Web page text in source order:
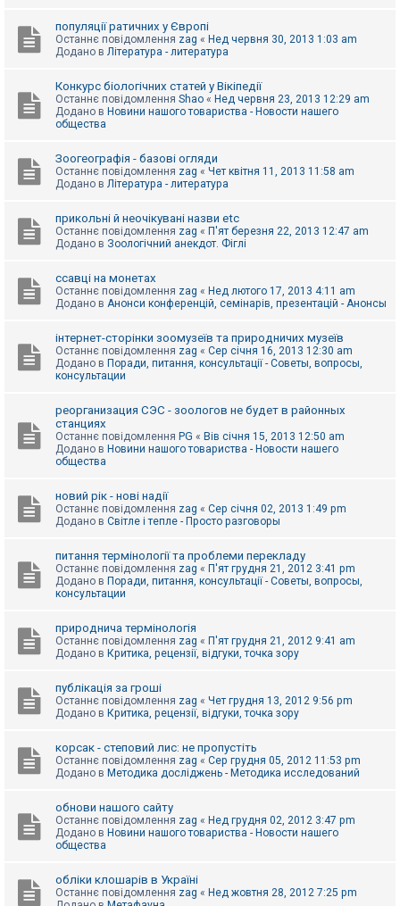
ш
к
м
г
популяції ратичних у Європі
Останнє повідомлення zag « Нед червня 30, 2013 1:03 am
Додано в Література - литература
Конкурс біологічних статей у Вікіпедії
Останнє повідомлення Shao « Нед червня 23, 2013 12:29 am
Додано в Новини нашого товариства - Новости нашего
общества
Зоогеографія - базові огляди
Останнє повідомлення zag « Чет квітня 11, 2013 11:58 am
Додано в Література - литература
прикольні й неочікувані назви etc
Останнє повідомлення zag « П'ят березня 22, 2013 12:47 am
Додано в Зоологічний анекдот. Фіглі
ссавці на монетах
Останнє повідомлення zag « Нед лютого 17, 2013 4:11 am
Додано в Анонси конференцій, семінарів, презентацій - Анонсы
інтернет-сторінки зоомузеїв та природничих музеїв
Останнє повідомлення zag « Сер січня 16, 2013 12:30 am
Додано в Поради, питання, консультації - Советы, вопросы,
консультации
реорганизация СЭС - зоологов не будет в районных
станциях
Останнє повідомлення PG « Вів січня 15, 2013 12:50 am
Додано в Новини нашого товариства - Новости нашего
общества
новий рік - нові надії
Останнє повідомлення zag « Сер січня 02, 2013 1:49 pm
Додано в Світле і тепле - Просто разговоры
питання термінології та проблеми перекладу
Останнє повідомлення zag « П'ят грудня 21, 2012 3:41 pm
Додано в Поради, питання, консультації - Советы, вопросы,
консультации
природнича термінологія
Останнє повідомлення zag « П'ят грудня 21, 2012 9:41 am
Додано в Критика, рецензії, відгуки, точка зору
публікація за гроші
Останнє повідомлення zag « Чет грудня 13, 2012 9:56 pm
Додано в Критика, рецензії, відгуки, точка зору
корсак - степовий лис: не пропустіть
Останнє повідомлення zag « Сер грудня 05, 2012 11:53 pm
Додано в Методика досліджень - Методика исследований
обнови нашого сайту
Останнє повідомлення zag « Нед грудня 02, 2012 3:47 pm
Додано в Новини нашого товариства - Новости нашего
общества
обліки клошарів в Україні
Останнє повідомлення zag « Нед жовтня 28, 2012 7:25 pm